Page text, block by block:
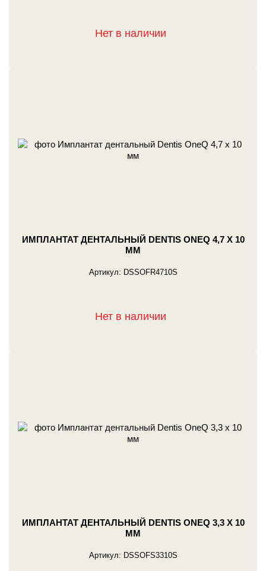
Нет в наличии
ИМПЛАНТАТ ДЕНТАЛЬНЫЙ DENTIS ONEQ 4,7 X 10
ММ
Артикул: DSSOFR4710S
Нет в наличии
ИМПЛАНТАТ ДЕНТАЛЬНЫЙ DENTIS ONEQ 3,3 X 10
ММ
Артикул: DSSOFS3310S